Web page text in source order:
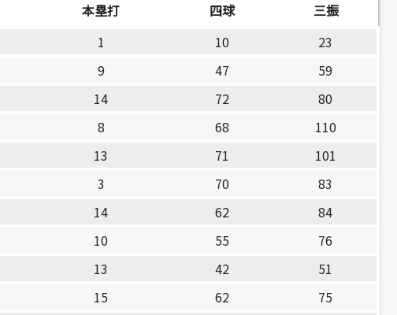
本塁打 四球
三振
1 10
23
9 47
59
14 72
80
8 68
110
13 71
101
3 70
83
14 62
84
10 55
76
13 42
51
15 62
75